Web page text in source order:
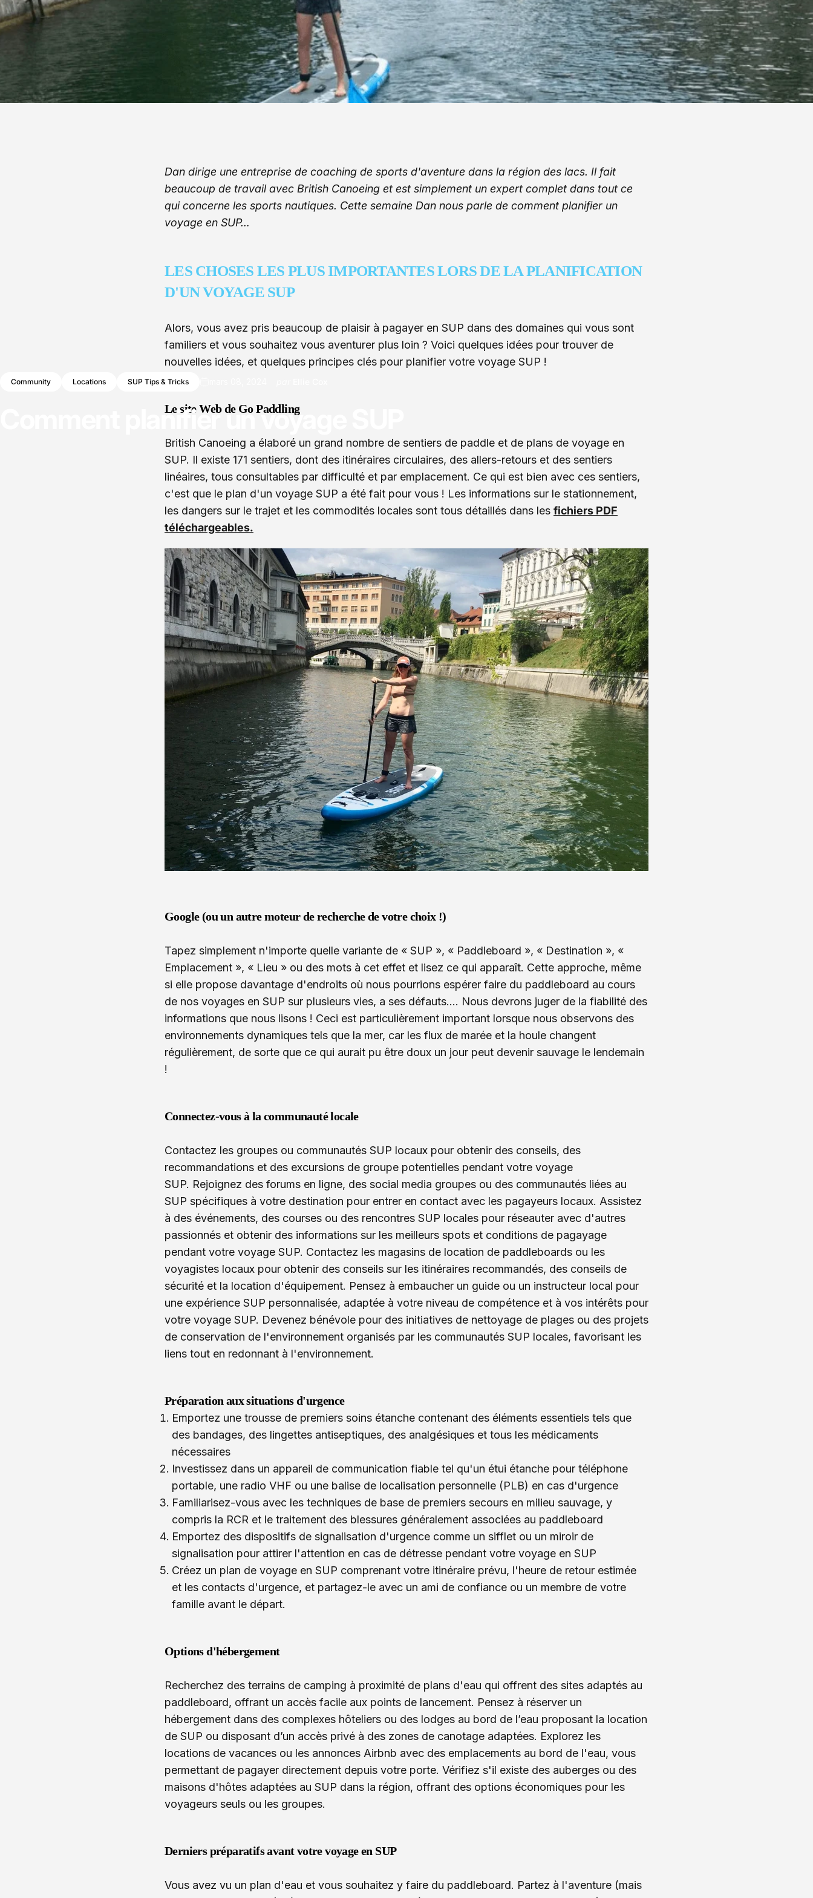
Community Locations SUP Tips & Tricks
planifierun voyage
Dan dirige une entreprise de coaching de sports d'aventure dans la région des lacs. Il fait
beaucoup de travail avec British Canoeing et est simplement un expert complet dans tout ce
qui concerne les sports nautiques. Cette semaine Dan nous parle de comment planifier un
voyage en SUP…
LES CHOSES LES PLUS IMPORTANTES LORS DE LA PLANIFICATION
D'UN VOYAGE SUP
Alors, vous avez pris beaucoup de plaisir à pagayer en SUP dans des domaines qui vous sont
familiers et vous souhaitez vous aventurer plus loin ? Voici quelques idées pour trouver de
nouvelles idées, et quelques principes clés pour planifier votre voyage SUP !
Le site Web de Go Paddling
British Canoeing a élaboré un grand nombre de sentiers de paddle et de plans de voyage en
SUP. Il existe 171 sentiers, dont des itinéraires circulaires, des allers-retours et des sentiers
linéaires, tous consultables par difficulté et par emplacement. Ce qui est bien avec ces sentiers,
c'est que le plan d'un voyage SUP a été fait pour vous ! Les informations sur le stationnement,
les dangers sur le trajet et les commodités locales sont tous détaillés dans les fichiers PDF
téléchargeables.
Google (ou un autre moteur de recherche de votre choix !)
Tapez simplement n'importe quelle variante de « SUP », « Paddleboard », « Destination », «
Emplacement », « Lieu » ou des mots à cet effet et lisez ce qui apparaît. Cette approche, même
si elle propose davantage d'endroits où nous pourrions espérer faire du paddleboard au cours
de nos voyages en SUP sur plusieurs vies, a ses défauts…. Nous devrons juger de la fiabilité des
informations que nous lisons ! Ceci est particulièrement important lorsque nous observons des
environnements dynamiques tels que la mer, car les flux de marée et la houle changent
régulièrement, de sorte que ce qui aurait pu être doux un jour peut devenir sauvage le lendemain
!
Connectez-vous à la communauté locale
Contactez les groupes ou communautés SUP locaux pour obtenir des conseils, des
recommandations et des excursions de groupe potentielles pendant votre voyage
SUP. Rejoignez des forums en ligne, des social media groupes ou des communautés liées au
SUP spécifiques à votre destination pour entrer en contact avec les pagayeurs locaux. Assistez
à des événements, des courses ou des rencontres SUP locales pour réseauter avec d'autres
passionnés et obtenir des informations sur les meilleurs spots et conditions de pagayage
pendant votre voyage SUP. Contactez les magasins de location de paddleboards ou les
voyagistes locaux pour obtenir des conseils sur les itinéraires recommandés, des conseils de
sécurité et la location d'équipement. Pensez à embaucher un guide ou un instructeur local pour
une expérience SUP personnalisée, adaptée à votre niveau de compétence et à vos intérêts pour
votre voyage SUP. Devenez bénévole pour des initiatives de nettoyage de plages ou des projets
de conservation de l'environnement organisés par les communautés SUP locales, favorisant les
liens tout en redonnant à l'environnement.
Préparation aux situations d'urgence
Emportez une trousse de premiers soins étanche contenant des éléments essentiels tels que
des bandages, des lingettes antiseptiques, des analgésiques et tous les médicaments
nécessaires
Investissez dans un appareil de communication fiable tel qu'un étui étanche pour téléphone
portable, une radio VHF ou une balise de localisation personnelle (PLB) en cas d'urgence
Familiarisez-vous avec les techniques de base de premiers secours en milieu sauvage, y
compris la RCR et le traitement des blessures généralement associées au paddleboard
Emportez des dispositifs de signalisation d'urgence comme un sifflet ou un miroir de
signalisation pour attirer l'attention en cas de détresse pendant votre voyage en SUP
Créez un plan de voyage en SUP comprenant votre itinéraire prévu, l'heure de retour estimée
et les contacts d'urgence, et partagez-le avec un ami de confiance ou un membre de votre
famille avant le départ.
Options d'hébergement
Recherchez des terrains de camping à proximité de plans d'eau qui offrent des sites adaptés au
paddleboard, offrant un accès facile aux points de lancement. Pensez à réserver un
hébergement dans des complexes hôteliers ou des lodges au bord de l’eau proposant la location
de SUP ou disposant d’un accès privé à des zones de canotage adaptées. Explorez les
locations de vacances ou les annonces Airbnb avec des emplacements au bord de l'eau, vous
permettant de pagayer directement depuis votre porte. Vérifiez s'il existe des auberges ou des
maisons d'hôtes adaptées au SUP dans la région, offrant des options économiques pour les
voyageurs seuls ou les groupes.
Derniers préparatifs avant votre voyage en SUP
Vous avez vu un plan d'eau et vous souhaitez y faire du paddleboard. Partez à l'aventure (mais